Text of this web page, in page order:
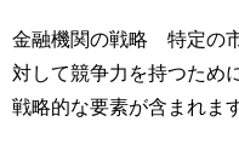
金融機関の戦略 特定の
対して競争力を持つため
戦略的な要素が含まれま